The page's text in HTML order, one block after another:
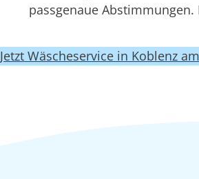
passgenaue Abstimmungen.
Jetzt Wäscheservice in Koblenz